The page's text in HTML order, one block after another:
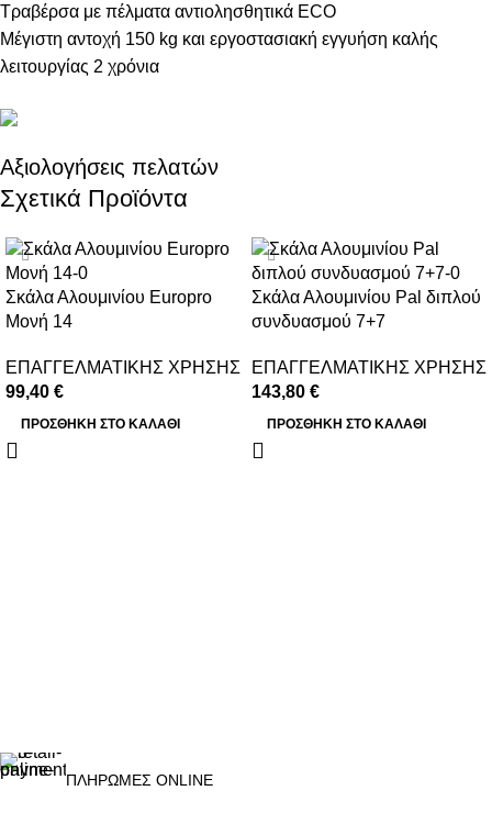
Τραβέρσα με πέλματα αντιολησθητικά ECO
Μέγιστη αντοχή 150 kg και εργοστασιακή εγγυήση καλής
λειτουργίας 2 χρόνια
Αξιολογήσεις πελατών
Σχετικά Προϊόντα
Σκάλα Αλουμινίου Europro
Μονή 14
ΕΠΑΓΓΕΛΜΑΤΙΚΗΣ ΧΡΗΣΗΣ
99,40 €
ΠΡΟΣΘΉΚΗ ΣΤΟ ΚΑΛΆΘΙ
Σκάλα Αλουμινίου Pal διπλού
συνδυασμού 7+7
ΕΠΑΓΓΕΛΜΑΤΙΚΗΣ ΧΡΗΣΗΣ
143,80 €
ΠΡΟΣΘΉΚΗ ΣΤΟ ΚΑΛΆΘΙ
ΠΛΗΡΩΜΕΣ ONLINE